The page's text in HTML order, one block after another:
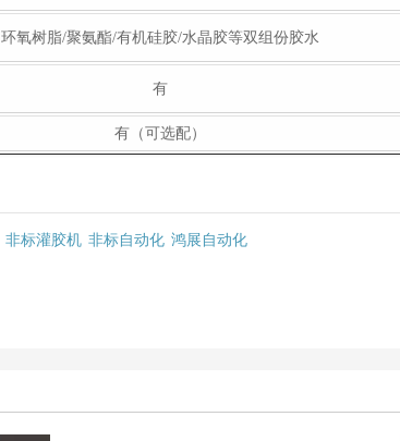
环氧树脂/聚氨酯/有机硅胶/水晶胶等双组份胶水
有
有（可选配）
非标灌胶机 非标自动化 鸿展自动化